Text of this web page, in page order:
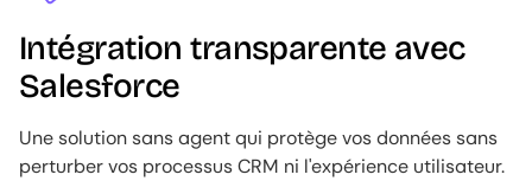
Intégration transparente avec
Salesforce
Une solution sans agent qui protège vos données sans
perturber vos processus CRM ni l'expérience utilisateur.